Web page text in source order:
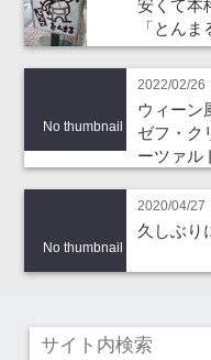
安くて本
「とんま
No thumbnail
2022/02/26
ウィーン
ゼフ・ク
ーツァル
No thumbnail
2020/04/27
久しぶり